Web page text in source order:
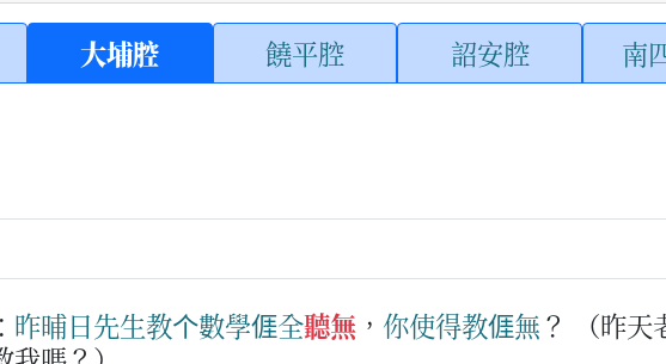
大埔腔 饒平腔 詔安腔 南
昨晡日先生教个數學𠊎全聽無 ， 你使得教𠊎無？
（昨